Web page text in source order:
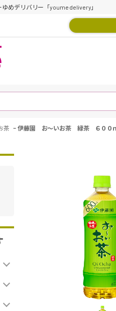
めデリバリー「youme delivery」
茶 -伊藤園 お～いお茶 緑茶 ６００